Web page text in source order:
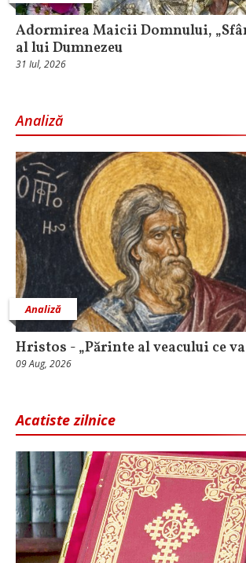
Adormirea Maicii Domnului,
al lui Dumnezeu
31 Iul, 2026
Analiză
Analiză
Hristos - „Părinte al veacului ce va
09 Aug, 2026
Acatiste zilnice